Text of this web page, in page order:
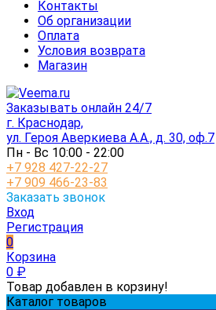
Контакты
Об организации
Оплата
Условия возврата
Магазин
Заказывать онлайн 24/7
г. Краснодар,
ул. Героя Аверкиева А.А., д. 30, оф.7
Пн - Вс 10:00 - 22:00
+7 928 427-22-27
+7 909 466-23-83
Заказать звонок
Вход
Регистрация
0
Корзина
0 ₽
Товар добавлен в корзину!
Каталог товаров